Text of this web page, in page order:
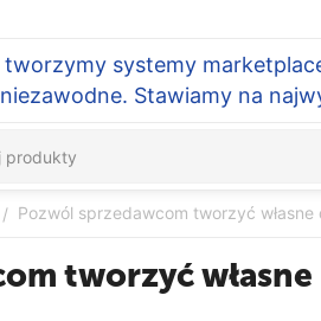
tworzymy systemy
Stawiamy na
/ Pozwól sprzedawcom tworzyć
tworzyć